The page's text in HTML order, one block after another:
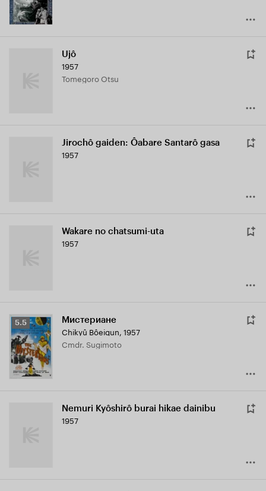
Ujô
1957
Tomegoro Otsu
Jirochô gaiden: Ôabare Santarô gasa
1957
Wakare no chatsumi-uta
1957
Рейтинг
Кинопоиска
5.5
5.5 Мистериане
Chikyû Bôeigun, 1957
Cmdr. Sugimoto
Nemuri Kyôshirô burai hikae dainibu
1957